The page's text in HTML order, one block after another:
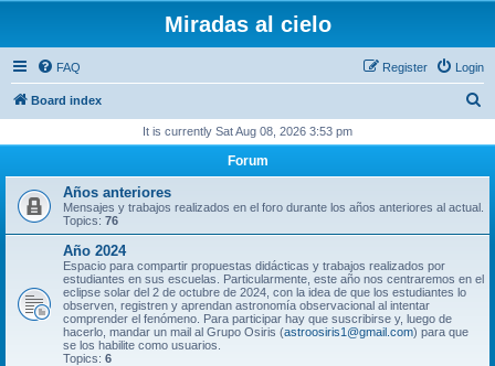
Miradas al cielo
FAQ Login
Register
Board index
r
h
It is currently Sat Aug 08, 2026 3:53 pm
Forum
Años anteriores
Mensajes y trabajos realizados en el foro durante los años anteriores al actual.
Topics: 76
Año 2024
Espacio para compartir propuestas didácticas y trabajos realizados por
estudiantes en sus escuelas. Particularmente, este año nos centraremos en el
eclipse solar del 2 de octubre de 2024, con la idea de que los estudiantes lo
observen, registren y aprendan astronomía observacional al intentar
comprender el fenómeno. Para participar hay que suscribirse y, luego de
hacerlo, mandar un mail al Grupo Osiris (astroosiris1@gmail.com) para que
se los habilite como usuarios.
Topics: 6